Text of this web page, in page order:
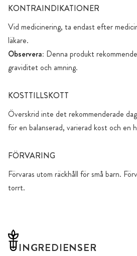
KONTRAINDIKATIONER
Vid medicinering, ta endast efter
läkare.
Observera: Denna produkt
graviditet och amning.
KOSTTILLSKOTT
Överskrid inte det rekommenderade
för en balanserad, varierad kost och en
FÖRVARING
Förvaras utom räckhåll för små barn.
torrt.
INGREDIENSER